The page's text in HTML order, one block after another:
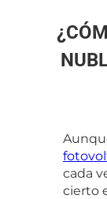
cada
cierto